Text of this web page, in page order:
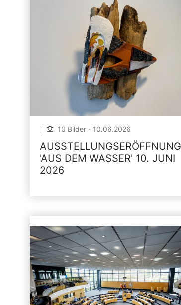
10 Bilder - 10.06.2026
AUSSTELLUNGSERÖFFNUNG
'AUS DEM WASSER' 10. JUNI
2026